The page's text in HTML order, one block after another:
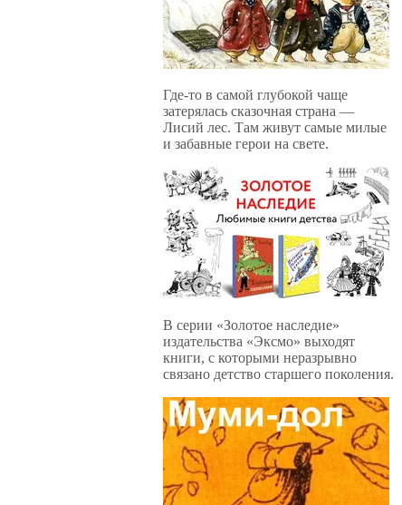
Где-то в самой глубокой чаще
затерялась сказочная страна —
Лисий лес. Там живут самые милые
и забавные герои на свете.
В серии «Золотое наследие»
издательства «Эксмо» выходят
книги, с которыми неразрывно
связано детство старшего поколения.